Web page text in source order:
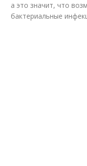
а это значит, что
бактериальные